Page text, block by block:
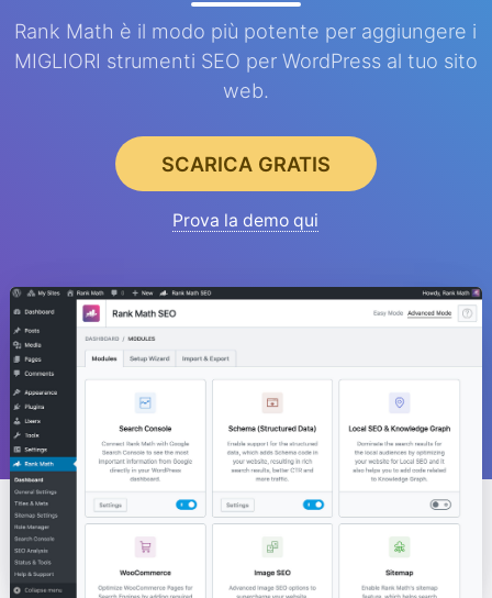
Rank Math è il modo più potente per aggiungere i
MIGLIORI strumenti SEO per WordPress al tuo sito
web.
SCARICA GRATIS
Prova la demo qui